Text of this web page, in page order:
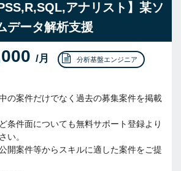
アナリスト】某ソ
データ解析支援
/月 分析基盤エンジニア
の案件だけでなく過去の募集案件を掲載
条件面についても無料サポート登録より
い。
開案件等からスキルに適した案件をご提